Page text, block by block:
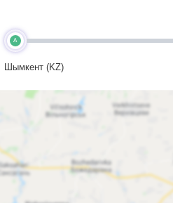
A
Шымкент (KZ)